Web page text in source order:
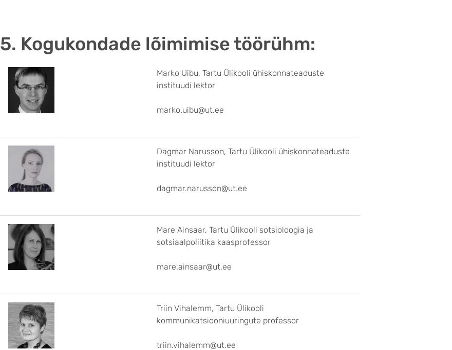
5. Kogukondade lõimimise töörühm:
Marko Uibu, Tartu Ülikooli ühiskonnateaduste
instituudi lektor
marko.uibu@ut.ee
Dagmar Narusson, Tartu Ülikooli ühiskonnateaduste
instituudi lektor
dagmar.narusson@ut.ee
Mare Ainsaar, Tartu Ülikooli sotsioloogia ja
sotsiaalpoliitika kaasprofessor
mare.ainsaar@ut.ee
Triin Vihalemm, Tartu Ülikooli
kommunikatsiooniuuringute professor
triin.vihalemm@ut.ee